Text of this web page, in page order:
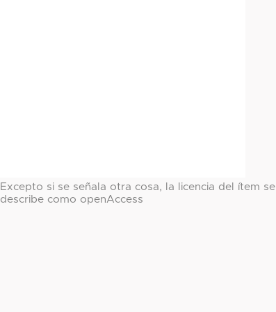
Excepto si se señala otra cosa, la licencia del ítem se
describe como openAccess